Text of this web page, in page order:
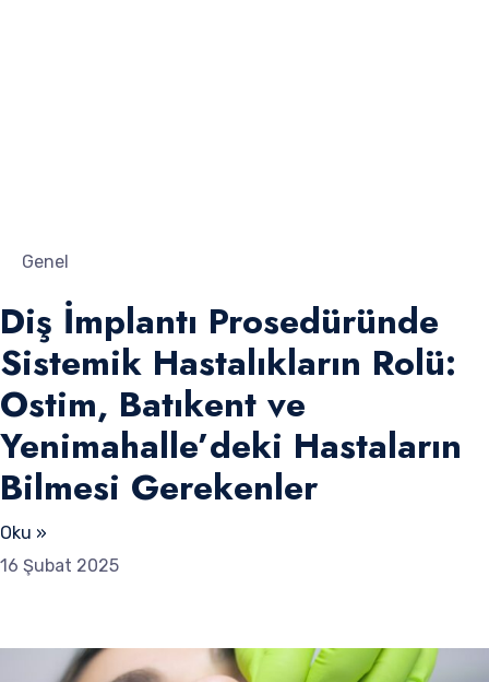
Genel
Diş İmplantı Prosedüründe
Sistemik Hastalıkların Rolü:
Ostim, Batıkent ve
Yenimahalle’deki Hastaların
Bilmesi Gerekenler
Oku »
16 Şubat 2025